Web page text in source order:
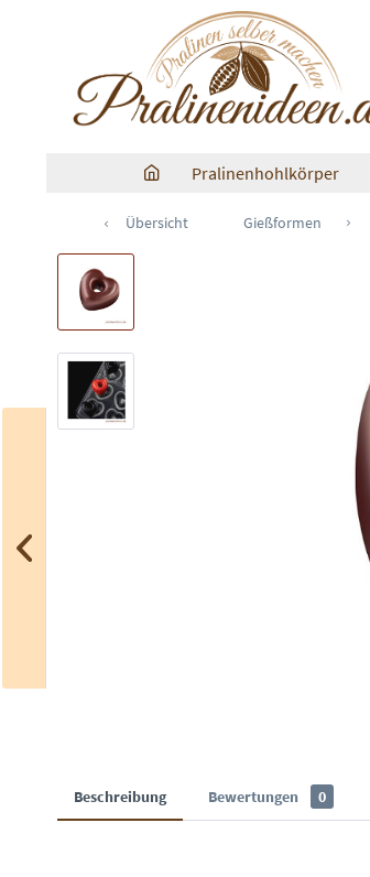
Pralinenhohlkörper
Übersicht Gießformen
Beschreibung Bewertungen 0